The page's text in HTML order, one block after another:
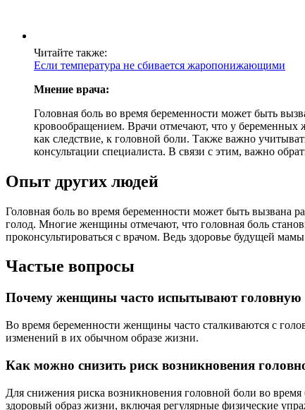
Читайте также:
Если температура не сбивается жаропонижающими
Мнение врача:
Головная боль во время беременности может быть
кровообращением. Врачи отмечают, что у беременных
как следствие, к головной боли. Также важно
консультации специалиста. В связи с этим, важно
Опыт других людей
Головная боль во время беременности может быть вызвана
голод. Многие женщины отмечают, что головная боль
проконсультироваться с врачом. Ведь здоровье будущей
Частые вопросы
Почему женщины часто испытывают головную
Во время беременности женщины часто сталкиваются с
изменений в их обычном образе жизни.
Как можно снизить риск возникновения
Для снижения риска возникновения головной боли во
здоровый образ жизни, включая регулярные физические